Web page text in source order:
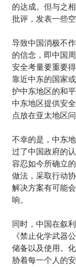
的达成。但与之
批评，发表一些空
导致中国消极不
的信念，即中国
安全考量要重要
靠近中东的国家
护中东地区的和
中东地区提供安
点放在亚太地区问
不幸的是，中东
过了中国政府的
容忍如今所确立
做法，采取行动
解决方案有可能
响。
同时，中国在叙
《禁止化学武器
储备以及使用。
胁着每一个人的